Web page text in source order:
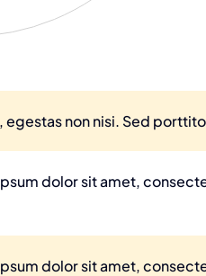
non nisi. Sed
dolor sit amet,
dolor sit amet,